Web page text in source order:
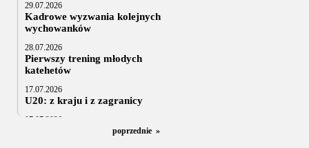
29.07.2026
Kadrowe wyzwania kolejnych
wychowanków
28.07.2026
Pierwszy trening młodych
katehetów
17.07.2026
U20: z kraju i z zagranicy
07.07.2026
Za trzy tygodnie na lódpoprzednie »